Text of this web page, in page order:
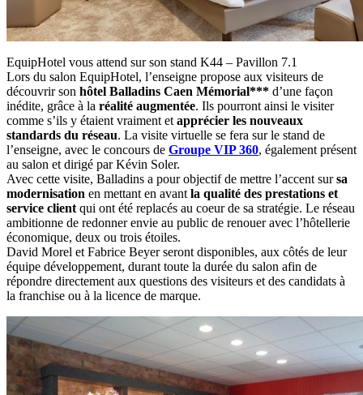
EquipHotel vous attend sur son stand K44 – Pavillon 7.1
Lors du salon EquipHotel, l’enseigne propose aux visiteurs de
découvrir son hôtel Balladins Caen Mémorial*** d’une façon
inédite, grâce à la réalité augmentée. Ils pourront ainsi le visiter
comme s’ils y étaient vraiment et apprécier les nouveaux
standards du réseau. La visite virtuelle se fera sur le stand de
l’enseigne, avec le concours de Groupe VIP 360, également présent
au salon et dirigé par Kévin Soler.
Avec cette visite, Balladins a pour objectif de mettre l’accent sursa
modernisation en mettant en avant la qualité des prestations et
service client qui ont été replacés au coeur de sa stratégie. Le réseau
ambitionne de redonner envie au public de renouer avec l’hôtellerie
économique, deux ou trois étoiles.
David Morel et Fabrice Beyer seront disponibles, aux côtés de leur
équipe développement, durant toute la durée du salon afin de
répondre directement aux questions des visiteurs et des candidats à
la franchise ou à la licence de marque.